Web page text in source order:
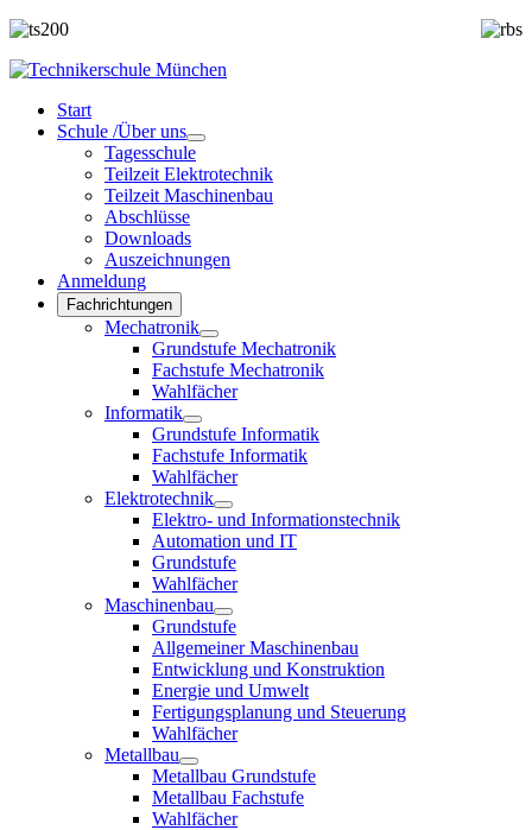
Start
Schule /Über uns
Tagesschule
Teilzeit Elektrotechnik
Teilzeit Maschinenbau
Abschlüsse
Downloads
Auszeichnungen
Anmeldung
Fachrichtungen
Mechatronik
Grundstufe Mechatronik
Fachstufe Mechatronik
Wahlfächer
Informatik
Grundstufe Informatik
Fachstufe Informatik
Wahlfächer
Elektrotechnik
Elektro- und Informationstechnik
Automation und IT
Grundstufe
Wahlfächer
Maschinenbau
Grundstufe
Allgemeiner Maschinenbau
Entwicklung und Konstruktion
Energie und Umwelt
Fertigungsplanung und Steuerung
Wahlfächer
Metallbau
Metallbau Grundstufe
Metallbau Fachstufe
Wahlfächer